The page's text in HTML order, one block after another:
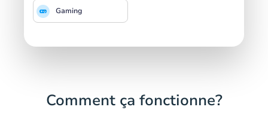
Gaming
Comment ça fonctionne?